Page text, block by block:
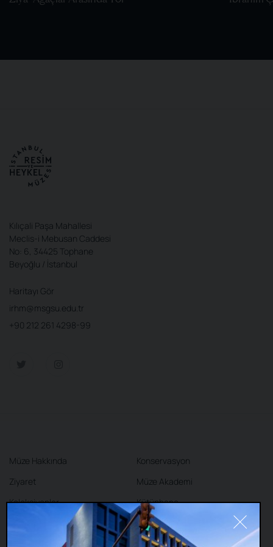
Kılıçali Paşa Mahallesi
Meclis-i Mebusan Caddesi
No: 6, 34425 Tophane
Beyoğlu / İstanbul
Haritayı Gör
irhm@msgsu.edu.tr
+90 212 261 4298-99
Müze Hakkında
Ziyaret
Koleksiyonlar
Konservasyon
Müze Akademi
Kütüphane